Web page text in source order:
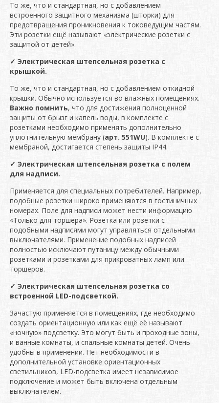
То же, что и стандартная, но с добавлением
встроенного защитного механизма (шторки) для
предотвращения проникновения к токоведущим частям.
Эти розетки ещё называют «электрические розетки с
защитой от детей».
✓ Электрическая штепсельная розетка с
крышкой.
То же, что и стандартная, но с добавлением откидной
крышки. Обычно используется во влажных помещениях.
Важно помнить, что для достижения полноценной
защиты от брызг и капель воды, в комплекте с
розетками необходимо применять дополнительно
уплотнительную мембрану (арт. 551WU). В комплекте с
мембраной, достигается степень защиты IP44.
✓ Электрическая штепсельная розетка с полем
для надписи.
Применяется для специальных потребителей. Например,
подобные розетки широко применяются в гостиничных
номерах. Поле для надписи может нести информацию
«Только для торшера». Розетка или розетки с
подобными надписями могут управляться отдельными
выключателями. Применение подобных надписей
полностью исключают путаницу между обычными
розетками и розетками для прикроватных ламп или
торшеров.
✓ Электрическая штепсельная розетка со
встроенной LED-подсветкой.
Зачастую применяется в помещениях, где необходимо
создать ориентационную или как ещё её называют
«ночную» подсветку. Это могут быть и проходные зоны,
и ванные комнаты, и спальные комнаты детей. Очень
удобны в применении. Нет необходимости в
дополнительной установке ориентационных
светильников, LED-подсветка имеет независимое
подключение и может быть включена отдельным
выключателем.